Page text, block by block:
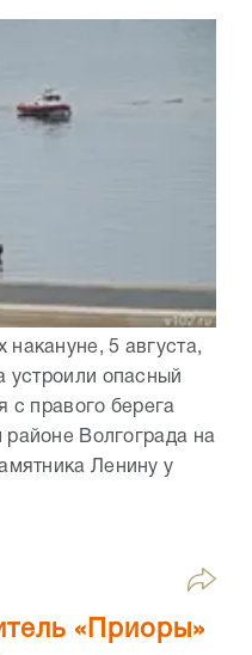
5 августа,
устроили опасный
с правого берега
Волгограда на
Ленину у
«Приоры»